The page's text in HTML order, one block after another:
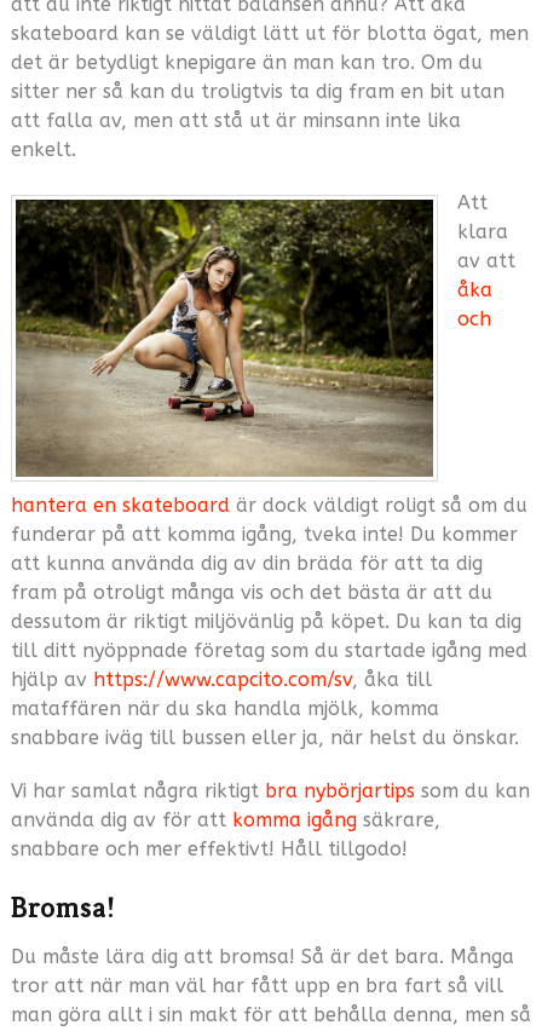
skateboard kan se väldigt lätt ut för blotta ögat, men
det är betydligt knepigare än man kan tro. Om du
sitter ner så kan du troligtvis ta dig fram en bit utan
att falla av, men att stå ut är minsann inte lika
enkelt.
Att
klara
av att
åka
och
hantera en skateboard är dock väldigt roligt så om du
funderar på att komma igång, tveka inte! Du kommer
att kunna använda dig av din bräda för att ta dig
fram på otroligt många vis och det bästa är att du
dessutom är riktigt miljövänlig på köpet. Du kan ta dig
till ditt nyöppnade företag som du startade igång med
hjälp av https://www.capcito.com/sv, åka till
mataffären när du ska handla mjölk, komma
snabbare iväg till bussen eller ja, när helst du önskar.
Vi har samlat några riktigt bra nybörjartipssom du kan
använda dig av för att komma igångsäkrare,
snabbare och mer effektivt! Håll tillgodo!
Bromsa!
Du måste lära dig att bromsa! Så är det bara. Många
tror att när man väl har fått upp en bra fart så vill
man göra allt i sin makt för att behålla denna, men så